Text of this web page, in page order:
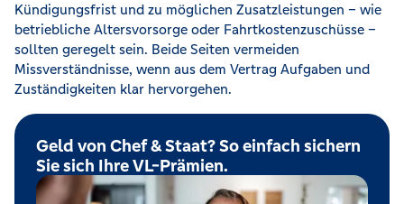
Kündigungsfrist und zu möglichen Zusatzleistungen – wie
betriebliche Altersvorsorge oder Fahrtkostenzuschüsse –
sollten geregelt sein. Beide Seiten vermeiden
Missverständnisse, wenn aus dem Vertrag Aufgaben und
Zuständigkeiten klar hervorgehen.
Geld von Chef & Staat? So einfach sichern
Sie sich Ihre VL-Prämien.